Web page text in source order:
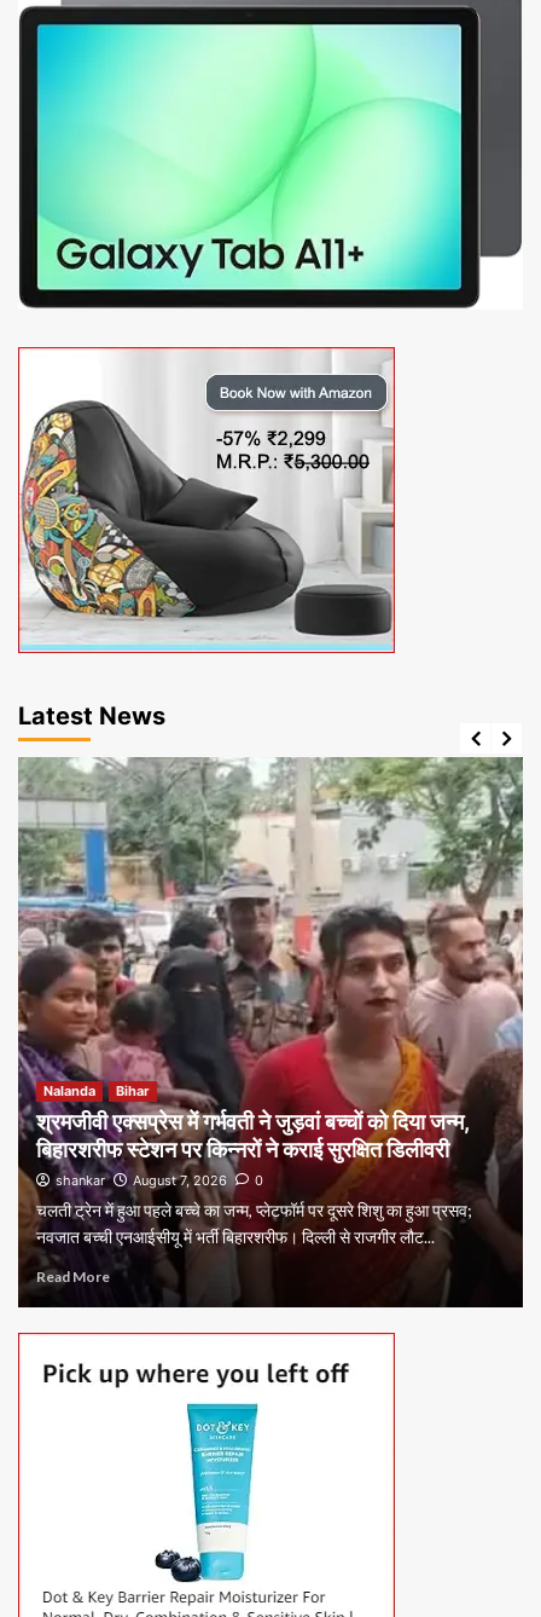
Latest News
Nalanda Bihar
श्रमजीवी एक्सप्रेस में गर्भवती ने जुड़वां बच्चों को दिया जन्म,
बिहारशरीफ स्टेशन पर किन्नरों ने कराई सुरक्षित डिलीवरी
shankar August 7, 2026 0
चलती ट्रेन में हुआ पहले बच्चे का जन्म, प्लेटफॉर्म पर दूसरे शिशु का हुआ प्रसव;
नवजात बच्ची एनआईसीयू में भर्ती बिहारशरीफ। दिल्ली से राजगीर लौट...
Read More